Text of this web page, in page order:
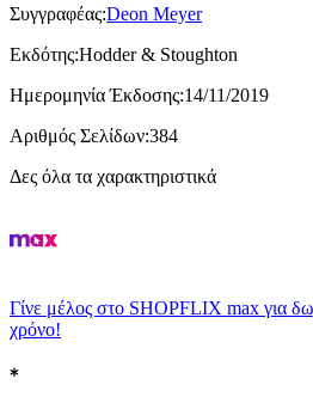
Συγγραφέας:Deon Meyer
Εκδότης:Hodder & Stoughton
Ημερομηνία Έκδοσης:14/11/2019
Αριθμός Σελίδων:384
Δες όλα τα χαρακτηριστικά
Γίνε μέλος στο SHOPFLIX max για
χρόνο!